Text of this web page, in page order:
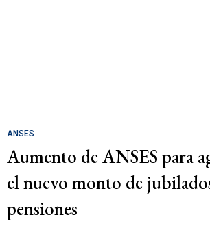
ANSES
Aumento de ANSES para
el nuevo monto de
pensiones